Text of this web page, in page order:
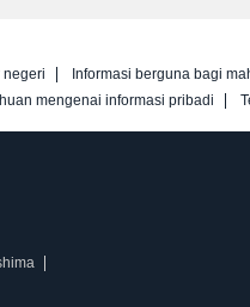
negeri Informasi berguna bagi
mengenai informasi pribadi